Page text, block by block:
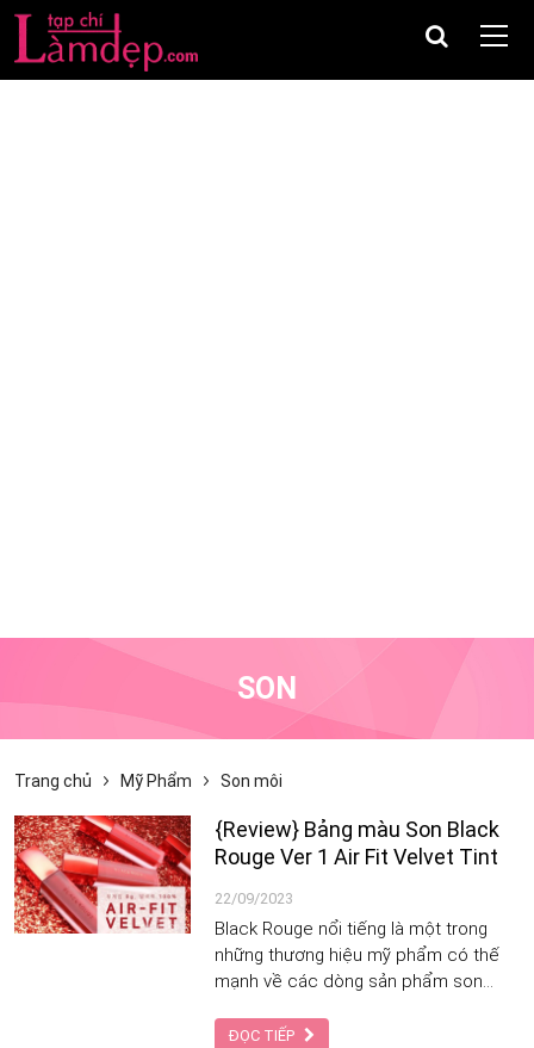
SON
Trang chủ Mỹ Phẩm Son môi
{Review} Bảng màu Son Black
Rouge Ver 1 Air Fit Velvet Tint
22/09/2023
Black Rouge nổi tiếng là một trong
những thương hiệu mỹ phẩm có thế
mạnh về các dòng sản phẩm son
Black Rouge Air Fit Velvet Tint, đây là
ĐỌC TIẾP